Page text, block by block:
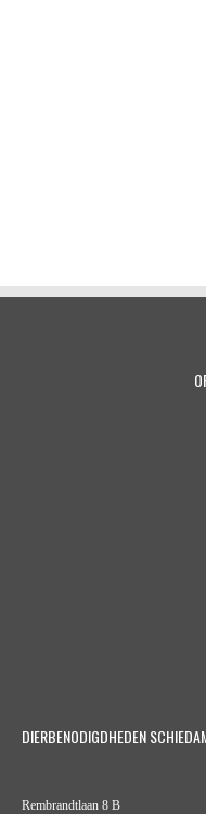
DIERBENODIGDHEDEN
Rembrandtlaan 8 B